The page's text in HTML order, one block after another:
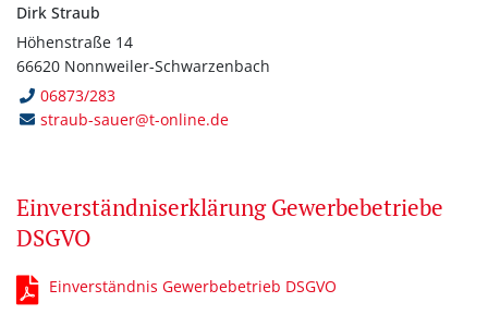
Dirk Straub
Höhenstraße 14
66620 Nonnweiler-Schwarzenbach
06873/283
straub-sauer@t-online.de
Einverständniserklärung Gewerbebetriebe
DSGVO
Einverständnis Gewerbebetrieb DSGVO